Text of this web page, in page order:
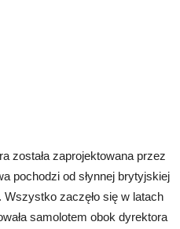
została zaprojektowana przez
pochodzi od słynnej brytyjskiej
zaczęło się w latach
samolotem obok dyrektora